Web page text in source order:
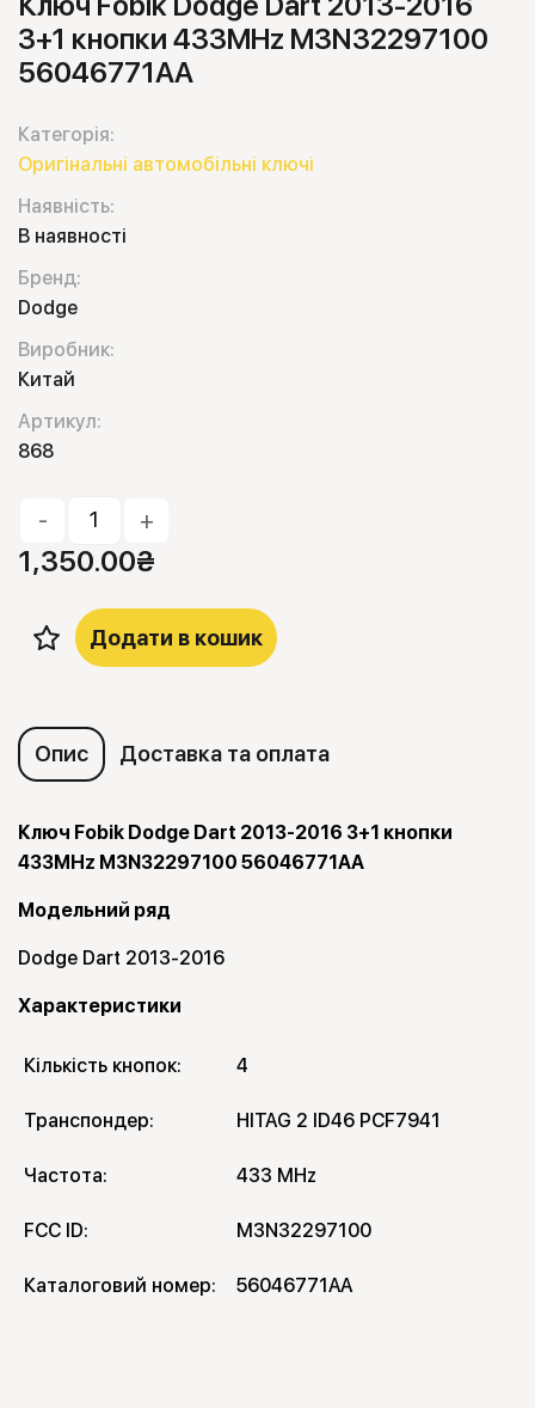
3+1 кнопки 433MHz M3N32297100
56046771AA
Категорія:
Оригінальні автомобільні ключі
Наявність:
В наявності
Бренд:
Dodge
Виробник:
Китай
Артикул:
868
- +
1,350.00₴
Додати в кошик
Опис Доставка та оплата
Ключ Fobik Dodge Dart 2013-2016 3+1 кнопки
433MHz M3N32297100 56046771AA
Модельний ряд
Dodge Dart 2013-2016
Характеристики
Кількість кнопок: 4
Транспондер: HITAG 2 ID46 PCF7941
Частота: 433 MHz
FCC ID: M3N32297100
Каталоговий номер: 56046771AA